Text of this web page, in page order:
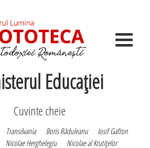
Educaţiei
Cuvinte cheie
Transilvania Boris Răduleanu
Iosif Gafton
Nicolae Herghelegiu
Nicolae al Krutiţelor